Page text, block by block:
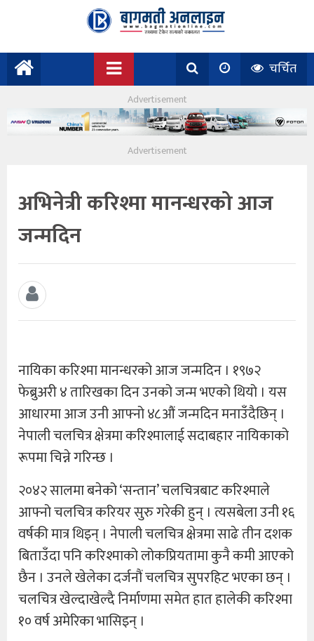
चर्चित
अभिनेत्री करिश्मा मानन्धरको आज
जन्मदिन
नायिका करिश्मा मानन्धरको आज जन्मदिन । १९७२
फेब्रुअरी ४ तारिखका दिन उनको जन्म भएको थियो । यस
आधारमा आज उनी आफ्नो ४८औं जन्मदिन मनाउँदैछिन् ।
नेपाली चलचित्र क्षेत्रमा करिश्मालाई सदाबहार नायिकाको
रूपमा चिन्ने गरिन्छ ।
२०४२ सालमा बनेको ‘सन्तान’ चलचित्रबाट करिश्माले
आफ्नो चलचित्र करियर सुरु गरेकी हुन् । त्यसबेला उनी १६
वर्षकी मात्र थिइन् । नेपाली चलचित्र क्षेत्रमा साढे तीन दशक
बिताउँदा पनि करिश्माको लोकप्रियतामा कुनै कमी आएको
छैन । उनले खेलेका दर्जनौं चलचित्र सुपरहिट भएका छन् ।
चलचित्र खेल्दाखेल्दै निर्माणमा समेत हात हालेकी करिश्मा
१० वर्ष अमेरिका भासिइन् ।